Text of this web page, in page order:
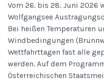
Vom 26. bis 28. Juni 2026
Wolfgangsee
Bei heißen Temperaturen
Windbedingungen
Wettfahrttagen fast alle
werden. Auf dem
Österreichischen